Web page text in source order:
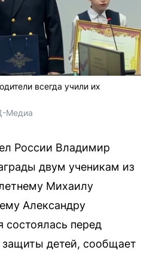
всегда учили их
Медиа
России Владимир
двум ученикам из
Михаилу
Александру
перед
детей, сообщает